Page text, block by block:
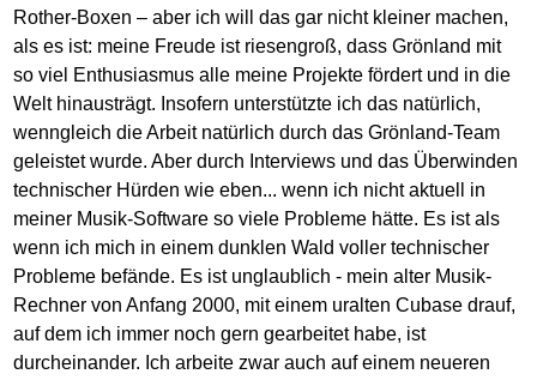
Rother-Boxen – aber ich will das gar nicht kleiner machen,
als es ist: meine Freude ist riesengroß, dass Grönland mit
so viel Enthusiasmus alle meine Projekte fördert und in die
Welt hinausträgt. Insofern unterstützte ich das natürlich,
wenngleich die Arbeit natürlich durch das Grönland-Team
geleistet wurde. Aber durch Interviews und das Überwinden
technischer Hürden wie eben... wenn ich nicht aktuell in
meiner Musik-Software so viele Probleme hätte. Es ist als
wenn ich mich in einem dunklen Wald voller technischer
Probleme befände. Es ist unglaublich - mein alter Musik-
Rechner von Anfang 2000, mit einem uralten Cubase drauf,
auf dem ich immer noch gern gearbeitet habe, ist
durcheinander. Ich arbeite zwar auch auf einem neueren